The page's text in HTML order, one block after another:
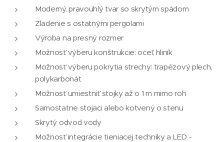
Moderný, pravouhlý tvar so skrytým spádom
Zladenie s ostatnými pergolami
Výroba na presný rozmer
Možnosť výberu konštrukcie: oceľ, hliník
Možnosť výberu pokrytia strechy: trapézový plech,
polykarbonát
Možnosť umiestniť stojky až o 1 m mimo roh
Samostatne stojaci alebo kotvený o stenu
Skrytý odvod vody
Možnosť integrácie tieniacej techniky a LED -